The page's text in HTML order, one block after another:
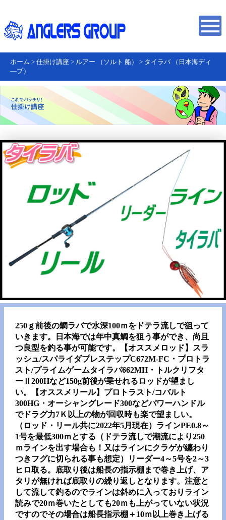
ホーム > 仕掛け講座 > ルアー （ソルト 船） > タイラバ （日本海ディ
―プ）
250ｇ前後の鯛ラバで水深100ｍをドテラ流しで狙って
いきます。日本海では年中真鯛を狙う事ができ、尚且
つ良型を釣る事が可能です。【オススメロッド】スラ
ッシュ/スパライダプレステップC672M-FC・プロトラ
スト/プライムゲームタイラバ662MH・トルクリフタ
ーⅡ200Hなど150g前後が乗せれるロッドが望まし
い。【オススメリール】プロトラスト/コバルト
300HG・オーシャングレード300などパワーハンドル
でドラグ力7Ｋ以上の物が回収時も楽で望ましい。
（ロッド・リール共に2022年5月現在）ラインPE0.8～
1号を最低300ｍとする（ドテラ流しで潮流により250
ｍラインを出す場合も！又はラインにクラゲが纏わり
つきフグに切られる事も想定）リーダー4～5号を2～3
ヒロ取る。底取り後は船長の指示棚まで巻き上げ、ア
タリが無ければ底取りの繰り返しとなります。注意と
して流して釣るのでラインは斜めに入っておりライン
読みで20ｍ巻いたとしても20ｍも上がっていない状況
ですのでその場合は船長指示棚＋10ｍ以上巻き上げる